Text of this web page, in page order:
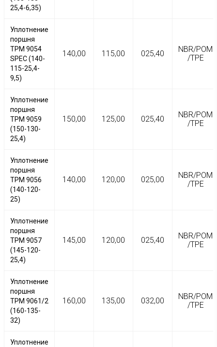
25,4-6,35)
Уплотнение
поршня
TPM 9054
SPEC (140-
115-25,4-
9,5)
140,00 115,00 025,40
NBR/POM
/TPE
Уплотнение
поршня
TPM 9059
(150-130-
25,4)
150,00 125,00 025,40
NBR/POM
/TPE
Уплотнение
поршня
TPM 9056
(140-120-
25)
140,00 120,00 025,00
NBR/POM
/TPE
Уплотнение
поршня
TPM 9057
(145-120-
25,4)
145,00 120,00 025,40
NBR/POM
/TPE
Уплотнение
поршня
TPM 9061/2
(160-135-
32)
160,00 135,00 032,00
NBR/POM
/TPE
Уплотнение